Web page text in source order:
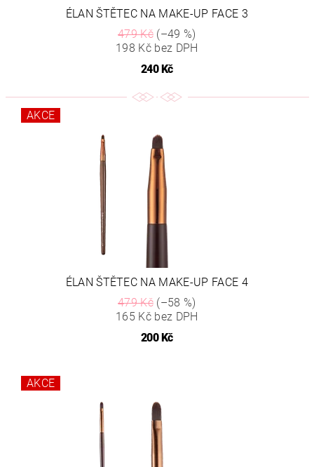
ÉLAN ŠTĚTEC NA MAKE-UP FACE 3
479 Kč(–49 %)
198 Kč bez DPH
240 Kč
AKCE
ÉLAN ŠTĚTEC NA MAKE-UP FACE 4
479 Kč(–58 %)
165 Kč bez DPH
200 Kč
AKCE